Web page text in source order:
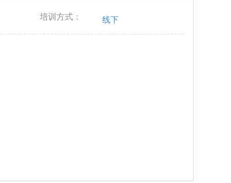
培训方式： 线下